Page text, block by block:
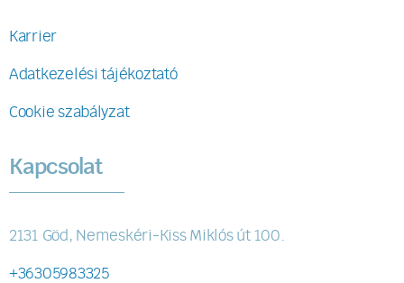
Karrier
Adatkezelési tájékoztató
Cookie szabályzat
Kapcsolat
2131 Göd, Nemeskéri-Kiss Miklós út 100.
+36305983325